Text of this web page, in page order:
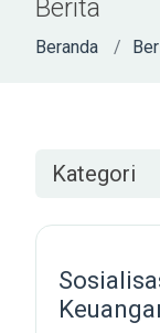
Berita
Beranda
Kategori